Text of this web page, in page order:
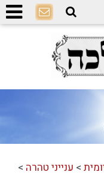
> ענייני טהרה >